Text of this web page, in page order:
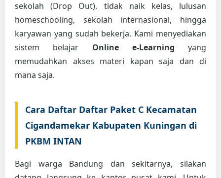
sekolah (Drop Out), tidak naik kelas, lulusan
homeschooling, sekolah internasional, hingga
karyawan yang sudah bekerja. Kami menyediakan
sistem belajar Online e-Learning yang
memudahkan akses materi kapan saja dan di
mana saja.
Cara Daftar Daftar Paket C Kecamatan
Cigandamekar Kabupaten Kuningan di
PKBM INTAN
Bagi warga Bandung dan sekitarnya, silakan